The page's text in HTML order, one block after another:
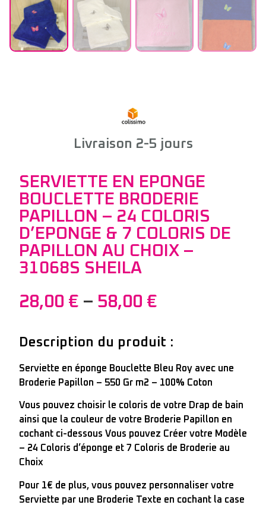
Livraison 2-5 jours
SERVIETTE EN EPONGE
BOUCLETTE BRODERIE
PAPILLON – 24 COLORIS
D’EPONGE & 7 COLORIS DE
PAPILLON AU CHOIX –
31068S SHEILA
28,00 € – 58,00 €
Description du produit :
Serviette en éponge Bouclette Bleu Roy avec une
Broderie Papillon – 550 Gr m2 – 100% Coton
Vous pouvez choisir le coloris de votre Drap de bain
ainsi que la couleur de votre Broderie Papillon en
cochant ci-dessous Vous pouvez Créer votre Modèle
– 24 Coloris d’éponge et 7 Coloris de Broderie au
Choix
Pour 1€ de plus, vous pouvez personnaliser votre
Serviette par une Broderie Texte en cochant la case